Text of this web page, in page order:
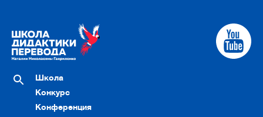
Школа
Конкурс
Конференция